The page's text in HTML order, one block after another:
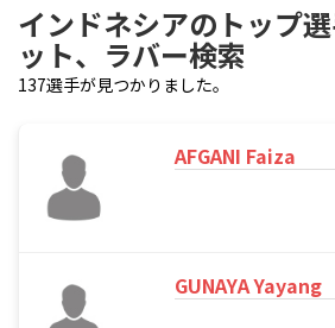
インドネシアのトップ
ット、ラバー検索
137選手が見つかりました。
AFGANI Faiza
GUNAYA Yayang